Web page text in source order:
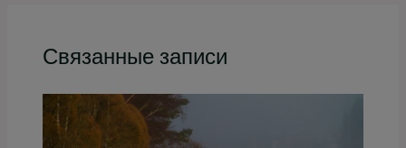
Связанные записи